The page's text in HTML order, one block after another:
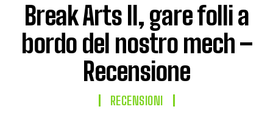
Break Arts II, gare folli a
bordo del nostro mech –
Recensione
RECENSIONI